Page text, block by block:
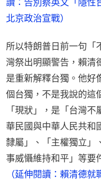
讀：告別蔡英文「隱性
北京政治宣戰）
所以特朗普日前一句「
灣祭出明顯警告，賴清
是重新解釋台獨。他好
個台獨，不是我說的這
「現狀」，是「台灣
華民國與中華人民共和
隸屬」、「主權獨立」
事威懾維持和平」等要
（延伸閱讀：賴清德